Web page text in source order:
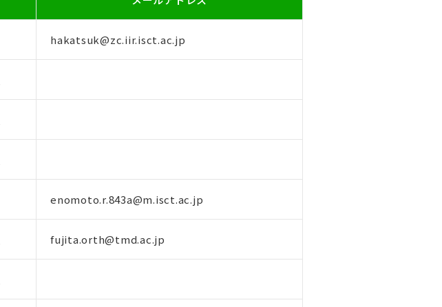
hakatsuk@zc.iir.isct.ac.jp
enomoto.r.843a@m.isct.ac.jp
fujita.orth@tmd.ac.jp